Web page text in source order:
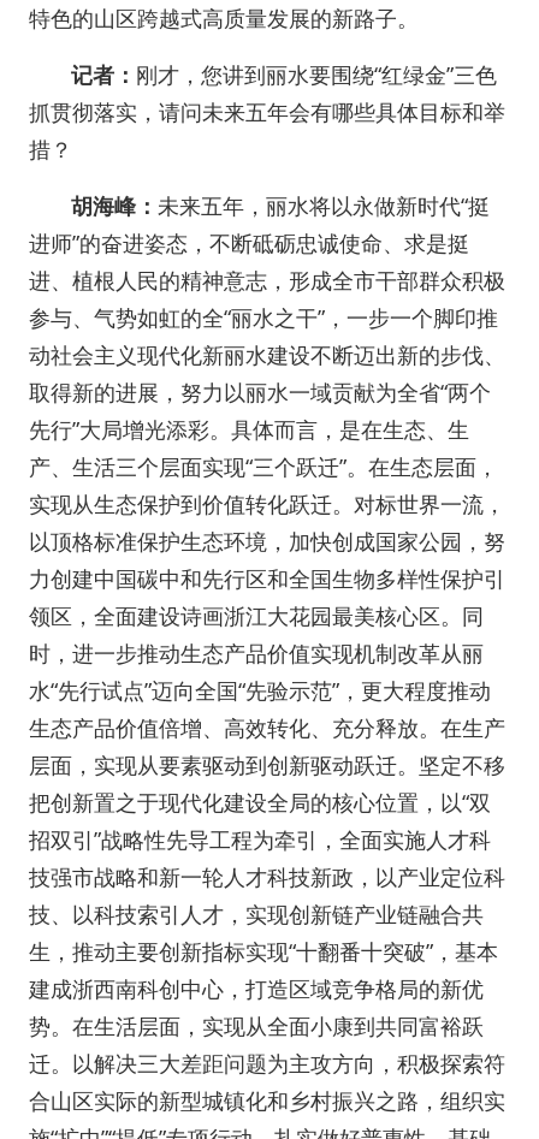
特色的山区跨越式高质量发展的新路子。
记者： 刚才，您讲到丽水要围绕“红绿金”三色
抓贯彻落实，请问未来五年会有哪些具体目标和举
措？
胡海峰： 未来五年，丽水将以永做新时代“挺
进师”的奋进姿态，不断砥砺忠诚使命、求是挺
进、植根人民的精神意志，形成全市干部群众积极
参与、气势如虹的全“丽水之干”，一步一个脚印推
动社会主义现代化新丽水建设不断迈出新的步伐、
取得新的进展，努力以丽水一域贡献为全省“两个
先行”大局增光添彩。具体而言，是在生态、生
产、生活三个层面实现“三个跃迁”。在生态层面，
实现从生态保护到价值转化跃迁。对标世界一流，
以顶格标准保护生态环境，加快创成国家公园，努
力创建中国碳中和先行区和全国生物多样性保护引
领区，全面建设诗画浙江大花园最美核心区。同
时，进一步推动生态产品价值实现机制改革从丽
水“先行试点”迈向全国“先验示范”，更大程度推动
生态产品价值倍增、高效转化、充分释放。在生产
层面，实现从要素驱动到创新驱动跃迁。坚定不移
把创新置之于现代化建设全局的核心位置，以“双
招双引”战略性先导工程为牵引，全面实施人才科
技强市战略和新一轮人才科技新政，以产业定位科
技、以科技索引人才，实现创新链产业链融合共
生，推动主要创新指标实现“十翻番十突破”，基本
建成浙西南科创中心，打造区域竞争格局的新优
势。在生活层面，实现从全面小康到共同富裕跃
迁。以解决三大差距问题为主攻方向，积极探索符
合山区实际的新型城镇化和乡村振兴之路，组织实